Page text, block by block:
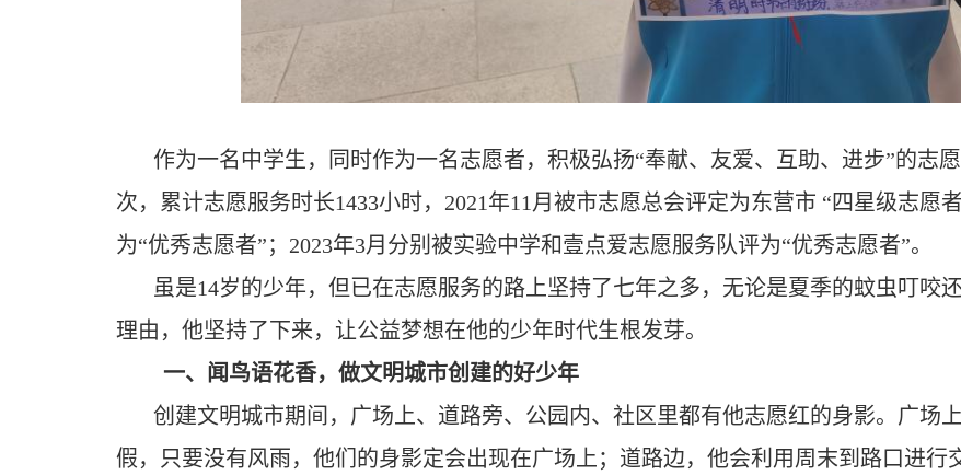
作为一名中学生，同时作为一名志愿者，积极弘扬“奉献、友爱、互助、进步”的志
次，累计志愿服务时长1433小时，2021年11月被市志愿总会评定为东营市 “四星级志愿
为“优秀志愿者”；2023年3月分别被实验中学和壹点爱志愿服务队评为“优秀志愿者”。
虽是14岁的少年，但已在志愿服务的路上坚持了七年之多，无论是夏季的蚊虫叮咬
理由，他坚持了下来，让公益梦想在他的少年时代生根发芽。
一、闻鸟语花香，做文明城市创建的好少年
创建文明城市期间，广场上、道路旁、公园内、社区里都有他志愿红的身影。广场
假，只要没有风雨，他们的身影定会出现在广场上；道路边，他会利用周末到路口进行